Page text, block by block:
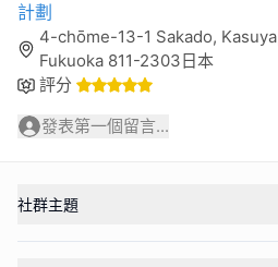
計劃
4-chōme-13-1 Sakado,
Fukuoka 811-2303日本
評分
發表第一個留言...
社群主題